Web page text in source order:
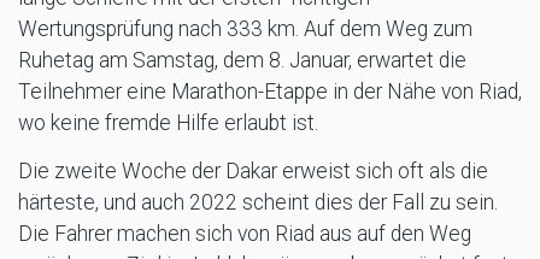
Wertungsprüfung nach 333 km. Auf dem Weg zum
Ruhetag am Samstag, dem 8. Januar, erwartet die
Teilnehmer eine Marathon-Etappe in der Nähe von Riad,
wo keine fremde Hilfe erlaubt ist.
Die zweite Woche der Dakar erweist sich oft als die
härteste, und auch 2022 scheint dies der Fall zu sein.
Die Fahrer machen sich von Riad aus auf den Weg